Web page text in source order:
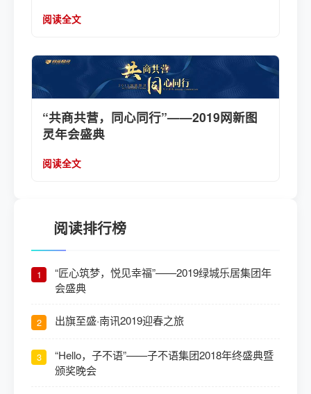
阅读全文
“共商共营，同心同行”——2019网新图
灵年会盛典
阅读全文
阅读排行榜
1
“匠心筑梦，悦见幸福”——2019绿城乐居集团年
会盛典
2 出旗至盛·南讯2019迎春之旅
3
“Hello，子不语”——子不语集团2018年终盛典暨
颁奖晚会